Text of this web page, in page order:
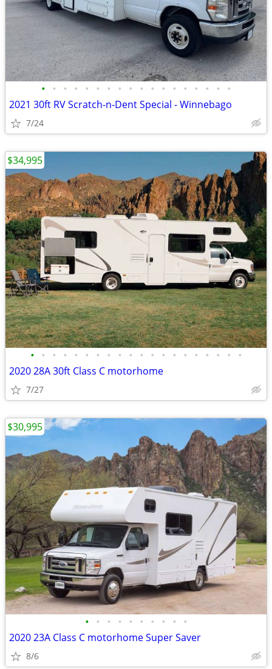
• • • • • • • • • • • • • • • • • •
2021 30ft RV Scratch-n-Dent Special - Winnebago
7/24
• • • • • • • • • • • • • • • • • • • •
2020 28A 30ft Class C motorhome
7/27
$34,995
• • • • • • • • • •
2020 23A Class C motorhome Super Saver
8/6
$30,995